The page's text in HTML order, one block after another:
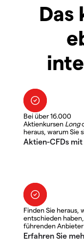
Das
Bei über 16.000
Aktienkursen Long
heraus, warum Sie
Finden Sie heraus,
entschieden
führenden